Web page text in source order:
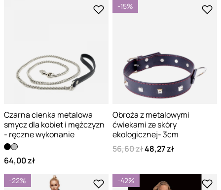
Czarna cienka metalowa
smycz dla kobiet i mężczyzn
- ręczne wykonanie
64,00 zł
-15%
Obroża z metalowymi
ćwiekami ze skóry
ekologicznej- 3cm
56,60 zł48,27 zł
-22% -42%